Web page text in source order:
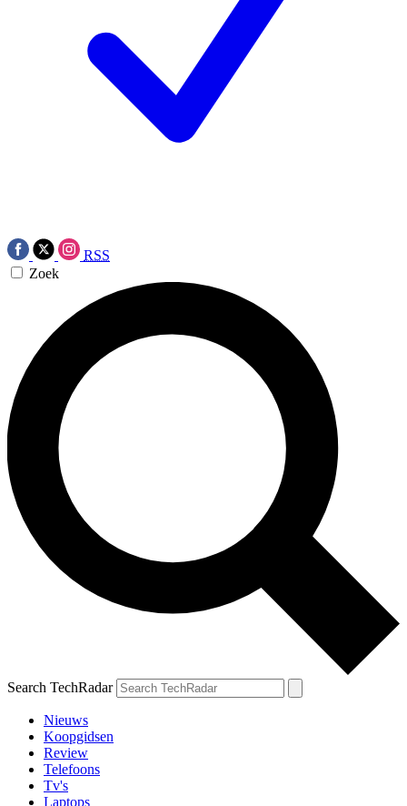
RSS
Zoek
Search TechRadar
Nieuws
Koopgidsen
Review
Telefoons
Tv's
Laptops